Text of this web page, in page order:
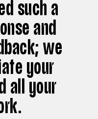
such a
and
we
your
all your